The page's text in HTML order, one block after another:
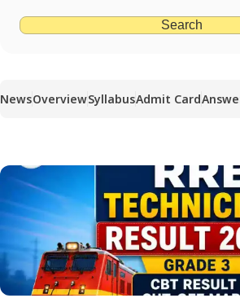
Search
NewsOverviewSyllabusAdmit Card